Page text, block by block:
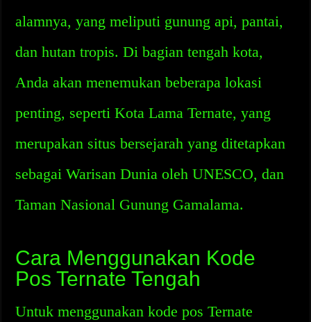
alamnya, yang meliputi gunung api, pantai,
dan hutan tropis. Di bagian tengah kota,
Anda akan menemukan beberapa lokasi
penting, seperti Kota Lama Ternate, yang
merupakan situs bersejarah yang ditetapkan
sebagai Warisan Dunia oleh UNESCO, dan
Taman Nasional Gunung Gamalama.
Cara Menggunakan Kode
Pos Ternate Tengah
Untuk menggunakan kode pos Ternate